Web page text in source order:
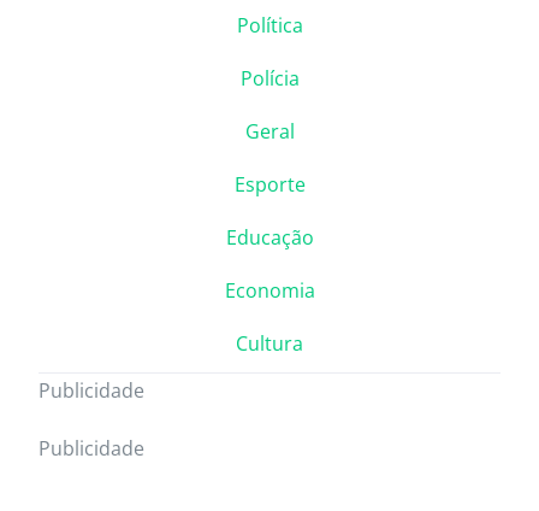
Política
Polícia
Geral
Esporte
Educação
Economia
Cultura
Publicidade
Publicidade